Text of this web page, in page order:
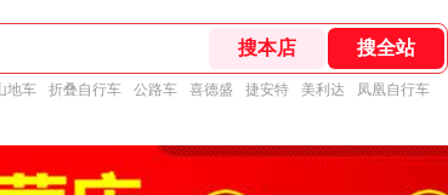
地车 折叠自行车 公路车 喜德盛 捷安特 美利达 凤凰自行车